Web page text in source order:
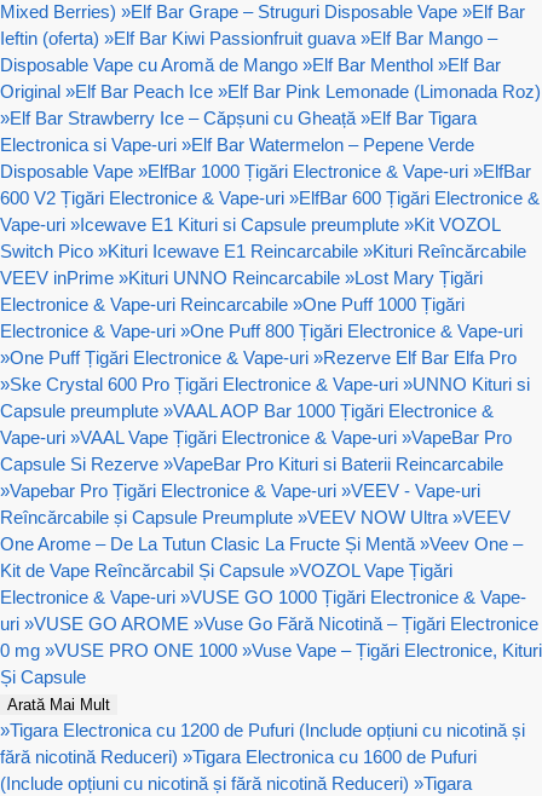
Mixed Berries) »Elf Bar Grape – Struguri Disposable Vape »Elf Bar
Ieftin (oferta) »Elf Bar Kiwi Passionfruit guava »Elf Bar Mango –
Disposable Vape cu Aromă de Mango »Elf Bar Menthol »Elf Bar
Original »Elf Bar Peach Ice »Elf Bar Pink Lemonade (Limonada Roz)
»Elf Bar Strawberry Ice – Căpșuni cu Gheață »Elf Bar Tigara
Electronica si Vape-uri »Elf Bar Watermelon – Pepene Verde
Disposable Vape »ElfBar 1000 Țigări Electronice & Vape-uri »ElfBar
600 V2 Țigări Electronice & Vape-uri »ElfBar 600 Țigări Electronice &
Vape-uri »Icewave E1 Kituri si Capsule preumplute »Kit VOZOL
Switch Pico »Kituri Icewave E1 Reincarcabile »Kituri Reîncărcabile
VEEV inPrime »Kituri UNNO Reincarcabile »Lost Mary Țigări
Electronice & Vape-uri Reincarcabile »One Puff 1000 Țigări
Electronice & Vape-uri »One Puff 800 Țigări Electronice & Vape-uri
»One Puff Țigări Electronice & Vape-uri »Rezerve Elf Bar Elfa Pro
»Ske Crystal 600 Pro Țigări Electronice & Vape-uri »UNNO Kituri si
Capsule preumplute »VAAL AOP Bar 1000 Țigări Electronice &
Vape-uri »VAAL Vape Țigări Electronice & Vape-uri »VapeBar Pro
Capsule Si Rezerve »VapeBar Pro Kituri si Baterii Reincarcabile
»Vapebar Pro Țigări Electronice & Vape-uri »VEEV - Vape-uri
Reîncărcabile și Capsule Preumplute »VEEV NOW Ultra »VEEV
One Arome – De La Tutun Clasic La Fructe Și Mentă »Veev One –
Kit de Vape Reîncărcabil Și Capsule »VOZOL Vape Țigări
Electronice & Vape-uri »VUSE GO 1000 Țigări Electronice & Vape-
uri »VUSE GO AROME »Vuse Go Fără Nicotină – Țigări Electronice
0 mg »VUSE PRO ONE 1000 »Vuse Vape – Țigări Electronice, Kituri
Și Capsule
Arată Mai Mult
»Tigara Electronica cu 1200 de Pufuri (Include opțiuni cu nicotină și
fără nicotină Reduceri) »Tigara Electronica cu 1600 de Pufuri
(Include opțiuni cu nicotină și fără nicotină Reduceri) »Tigara